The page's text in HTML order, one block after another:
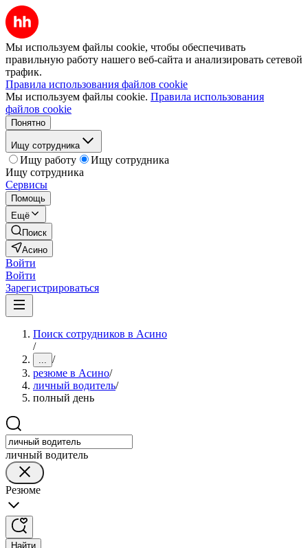
Мы используем файлы cookie, чтобы обеспечивать
правильную работу нашего веб-сайта и анализировать сетевой
трафик.
Правила использования файлов cookie
Мы используем файлы cookie. Правила использования
файлов cookie
Понятно
Ищу сотрудника
Ищу работу
Ищу сотрудника
Ищу сотрудника
Сервисы
Помощь
Ещё
Поиск
Асино
Войти
Войти
Зарегистрироваться
Поиск сотрудников в Асино
/
... /
резюме в Асино/
личный водитель/
полный день
личный водитель
Резюме
Найти